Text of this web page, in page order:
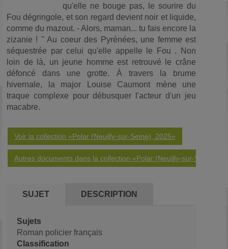
qu'elle ne bouge pas, le sourire du
Fou dégringole, et son regard devient noir et liquide,
comme du mazout. - Alors, maman... tu fais encore la
zizanie ! " Au coeur des Pyrénées, une femme est
séquestrée par celui qu'elle appelle le Fou . Non
loin de là, un jeune homme est retrouvé le crâne
défoncé dans une grotte. À travers la brume
hivernale, la major Louise Caumont mène une
traque complexe pour débusquer l'acteur d'un jeu
macabre.
Voir la collection «Polar (Neuilly-sur-Seine), 2025»
Autres documents dans la collection «Polar (Neuilly-sur-Seine)»
SUJET DESCRIPTION
Sujets
Roman policier français
Classification